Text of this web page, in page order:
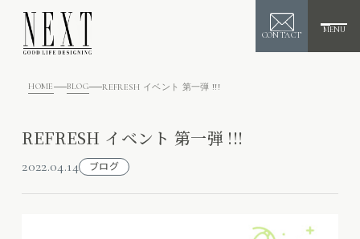
CONTACT
MENU
HOME BLOG REFRESH イベント 第一弾 !!!
REFRESH イベント 第一弾 !!!
2022.04.14 ブログ